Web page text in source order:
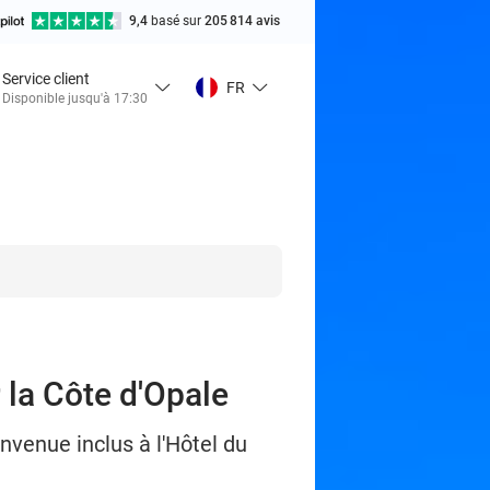
9,4 basé sur 205 814 avis
Service client
Disponible jusqu'à 17:30
FR
Côte d'Opale
inclus à l'Hôtel du